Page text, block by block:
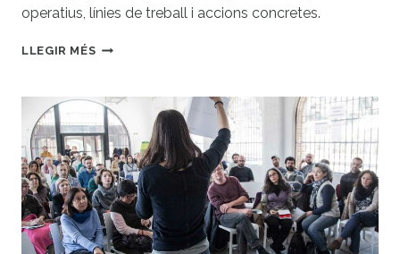
operatius, línies de treball i accions concretes.
LLEGIR MÉSALIMENTEM